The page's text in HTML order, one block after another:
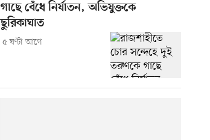
গাছে বেঁধে নির্যাতন, অভিযুক্তকে
ছুরিকাঘাত
৫ ঘণ্টা আগে